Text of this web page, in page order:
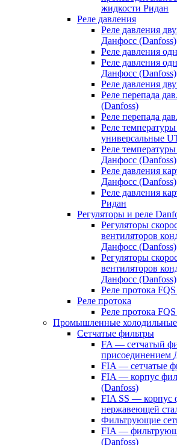
жидкости Ридан
Реле давления
Реле давления
Данфосс (Danfoss)
Реле давления
Реле давления
Данфосс (Danfoss)
Реле давления
Реле перепада
(Danfoss)
Реле перепада
Реле
универсальные
Реле
Данфосс (Danfoss)
Реле давления
Данфосс (Danfoss)
Реле давления
Ридан
Регуляторы и реле
Регуляторы
вентиляторов
Данфосс (Danfoss)
Регуляторы
вентиляторов
Данфосс (Danfoss)
Реле протока
Реле протока
Реле протока
Промышленные
Сетчатые фильтры
FA — сетчатый
присоединением
FIA — сетчатые
FIA — корпус
(Danfoss)
FIA SS — корпус
нержавеющей
Фильтрующие
FIA —
(Danfoss)